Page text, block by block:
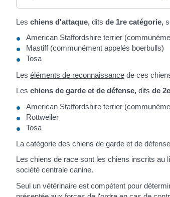
Les chiens d'attaque, dits de 1re catégorie,
American Staffordshire terrier
Mastiff (communément appelés boerbulls)
Tosa
Les éléments de reconnaissance de ces
Les chiens de garde et de défense, dits de 2e
American Staffordshire terrier
Rottweiler
Tosa
La catégorie des chiens de garde et de
Les chiens de race sont les chiens inscrits au
société centrale canine.
Seul un vétérinaire est compétent pour